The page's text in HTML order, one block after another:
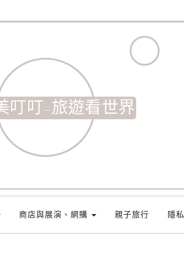
叮叮-旅遊看世界
商店與展演、網購 親子旅行 隱